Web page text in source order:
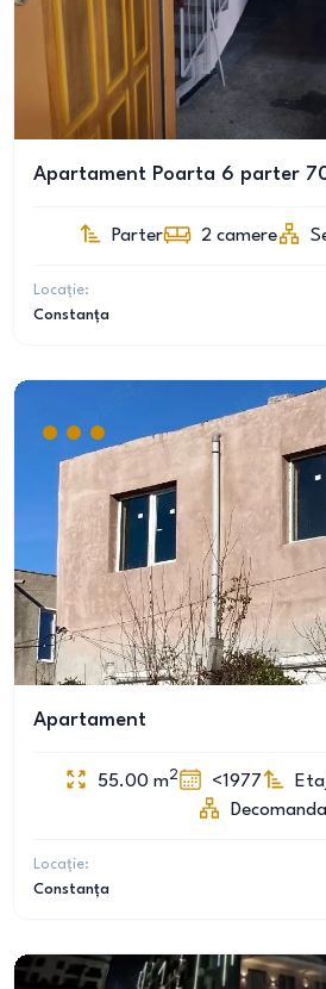
Apartament Poarta 6 parter
Parter 2 camere
Locație:
Constanța
Apartament
55.00 m2 <1977
Locație:
Constanța